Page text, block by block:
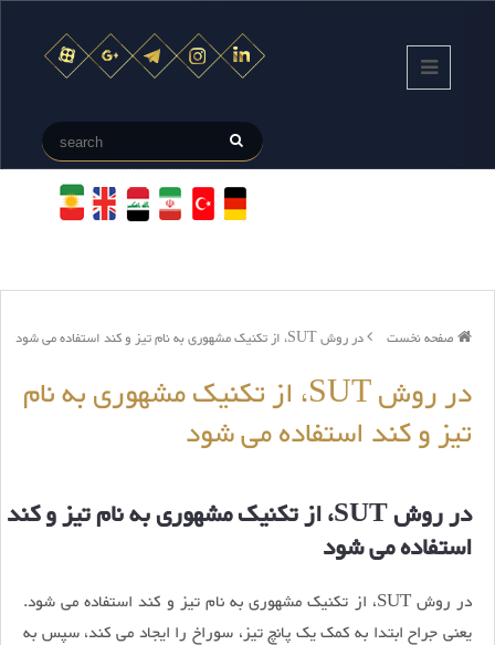
صفحه نخست در روش SUT، از تکنیک مشهوری به نام تیز و کند استفاده می شود
در روش SUT، از تکنیک مشهوری به نام
تیز و کند استفاده می شود
در روش SUT، از تکنیک مشهوری به نام تیز و کند
استفاده می شود
در روش SUT، از تکنیک مشهوری به نام تیز و کند استفاده می شود.
یعنی جراح ابتدا به کمک یک پانچ تیز، سوراخ را ایجاد می کند، سپس به